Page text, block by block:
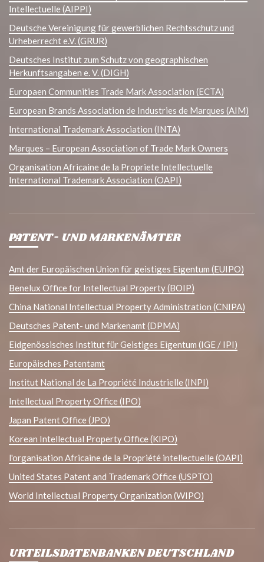
Intellectuelle (AIPPI)
Deutsche Vereinigung für gewerblichen Rechtsschutz und
Urheberrecht e.V. (GRUR)
Deutsches Institut zum Schutz von geographischen
Herkunftsangaben e. V. (DIGH)
Europaen Communities Trade Mark Association (ECTA)
European Brands Association de Industries de Marques (AIM)
International Trademark Association (INTA)
Marques – European Association of Trade Mark Owners
Organisation Africaine de la Propriete Intellectuelle
International Trademark Association (OAPI)
PATENT- UND MARKENÄMTER
Amt der Europäischen Union für geistiges Eigentum (EUIPO)
Benelux Office for Intellectual Property (BOIP)
China National Intellectual Property Administration (CNIPA)
Deutsches Patent- und Markenamt (DPMA)
Eidgenössisches Institut für Geistiges Eigentum (IGE / IPI)
Europäisches Patentamt
Institut National de La Propriété Industrielle (INPI)
Intellectual Property Office (IPO)
Japan Patent Office (JPO)
Korean Intellectual Property Office (KIPO)
l'organisation Africaine de la Propriété intellectuelle (OAPI)
United States Patent and Trademark Office (USPTO)
World Intellectual Property Organization (WIPO)
URTEILSDATENBANKEN DEUTSCHLAND